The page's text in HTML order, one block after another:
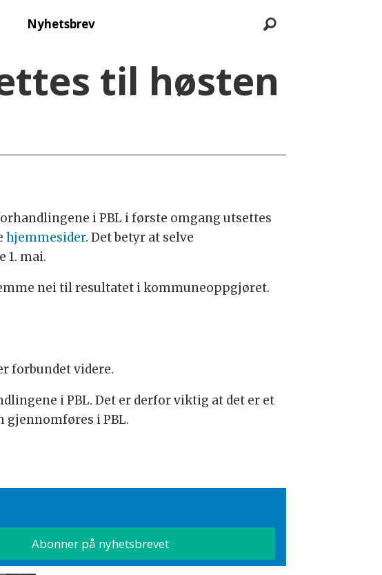
Nyhetsbrev
til høsten
i PBL i første omgang utsettes
hjemmesider. Det betyr at selve
1. mai.
nei til resultatet i kommuneoppgjøret.
forbundet videre.
i PBL. Det er derfor viktig at det er et
i PBL.